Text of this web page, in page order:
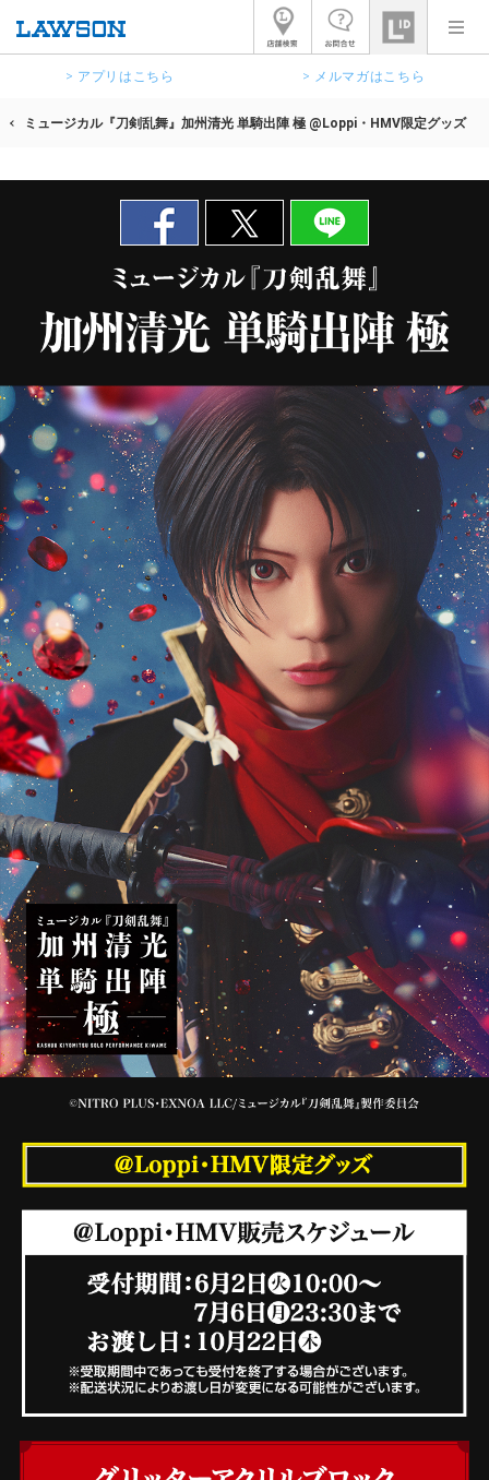
> アプリはこちら > メルマガはこちら
ミュージカル『刀剣乱舞』加州清光 単騎出陣 極 @Loppi・HMV限定グッズ